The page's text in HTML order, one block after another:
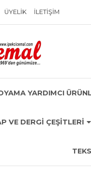
ÜYELIK İLETIŞIM
YARDIMCI
VE DERGİ ÇEŞİTLERİ